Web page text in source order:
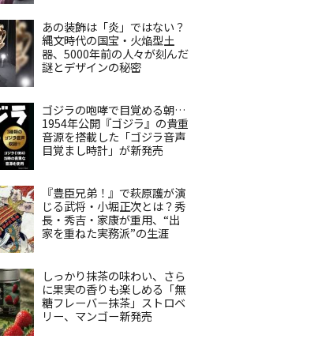
あの装飾は「炎」ではない？
縄文時代の国宝・火焔型土
器、5000年前の人々が刻んだ
謎とデザインの秘密
ゴジラの咆哮で目覚める朝…
1954年公開『ゴジラ』の貴重
音源を搭載した「ゴジラ音声
目覚まし時計」が新発売
『豊臣兄弟！』で萩原護が演
じる武将・小堀正次とは？秀
長・秀吉・家康が重用、“出
家を重ねた実務派”の生涯
しっかり抹茶の味わい、さら
に果実の香りも楽しめる「無
糖フレーバー抹茶」ストロベ
リー、マンゴー新発売